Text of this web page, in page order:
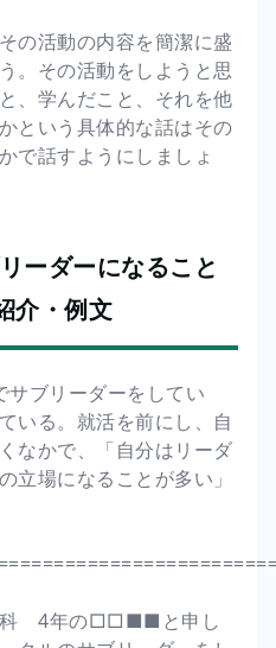
の活動の内容を簡潔に盛
。その活動をしようと思
、学んだこと、それを他
という具体的な話はその
で話すようにしましょ
ーダーになること
介・例文
サブリーダーをしてい
いる。就活を前にし、自
なかで、「自分はリーダ
立場になることが多い」
4年の□□■■と申し